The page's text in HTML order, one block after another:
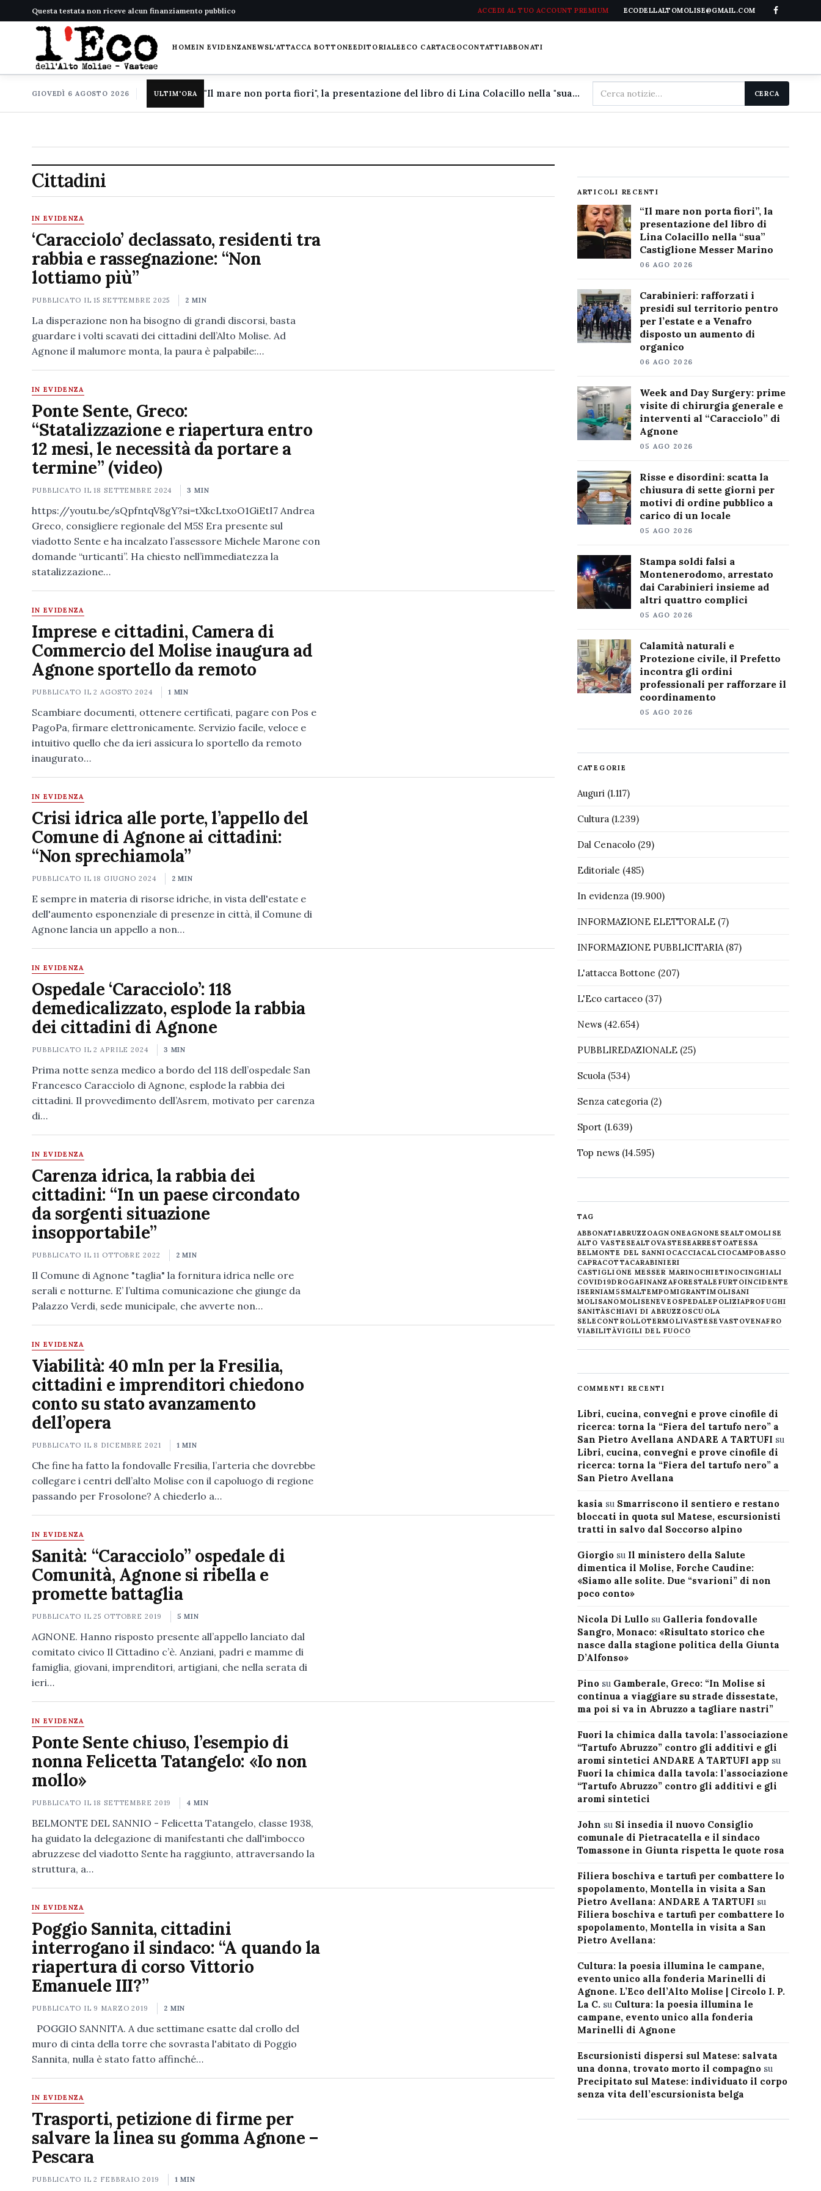
Questa testata non riceve alcun finanziamento pubblico ACCEDI AL TUO ACCOUNT PREMIUM ECODELLALTOMOLISE@GMAIL.COM
HOMEIN EVIDENZANEWSL'ATTACCA BOTTONEEDITORIALEECO CARTACEOCONTATTIABBONATI
GIOVEDÌ 6 AGOSTO 2026 ULTIM'ORA "Il mare non porta fiori", la presentazione del libro di Lina Colacillo nella "sua" Castiglione Messer Marino
Cerca
nel
CERCA
Cittadini
IN EVIDENZA
‘Caracciolo’ declassato, residenti tra
rabbia e rassegnazione: “Non
lottiamo più”
PUBBLICATO IL15 SETTEMBRE 2025 2 MIN
La disperazione non ha bisogno di grandi discorsi, basta
guardare i volti scavati dei cittadini dell’Alto Molise. Ad
Agnone il malumore monta, la paura è palpabile:…
IN EVIDENZA
Ponte Sente, Greco:
“Statalizzazione e riapertura entro
12 mesi, le necessità da portare a
termine” (video)
PUBBLICATO IL18 SETTEMBRE 2024 3 MIN
https://youtu.be/sQpfntqV8gY?si=tXkcLtxoO1GiEtI7 Andrea
Greco, consigliere regionale del M5S Era presente sul
viadotto Sente e ha incalzato l’assessore Michele Marone con
domande “urticanti”. Ha chiesto nell’immediatezza la
statalizzazione…
IN EVIDENZA
Imprese e cittadini, Camera di
Commercio del Molise inaugura ad
Agnone sportello da remoto
PUBBLICATO IL2 AGOSTO 2024 1 MIN
Scambiare documenti, ottenere certificati, pagare con Pos e
PagoPa, firmare elettronicamente. Servizio facile, veloce e
intuitivo quello che da ieri assicura lo sportello da remoto
inaugurato…
IN EVIDENZA
Crisi idrica alle porte, l’appello del
Comune di Agnone ai cittadini:
“Non sprechiamola”
PUBBLICATO IL18 GIUGNO 2024 2 MIN
E sempre in materia di risorse idriche, in vista dell'estate e
dell'aumento esponenziale di presenze in città, il Comune di
Agnone lancia un appello a non…
IN EVIDENZA
Ospedale ‘Caracciolo’: 118
demedicalizzato, esplode la rabbia
dei cittadini di Agnone
PUBBLICATO IL2 APRILE 2024 3 MIN
Prima notte senza medico a bordo del 118 dell’ospedale San
Francesco Caracciolo di Agnone, esplode la rabbia dei
cittadini. Il provvedimento dell’Asrem, motivato per carenza
di…
IN EVIDENZA
Carenza idrica, la rabbia dei
cittadini: “In un paese circondato
da sorgenti situazione
insopportabile”
PUBBLICATO IL11 OTTOBRE 2022 2 MIN
Il Comune di Agnone "taglia" la fornitura idrica nelle ore
serali e notturne. E’ l’ultima comunicazione che giunge da
Palazzo Verdi, sede municipale, che avverte non…
IN EVIDENZA
Viabilità: 40 mln per la Fresilia,
cittadini e imprenditori chiedono
conto su stato avanzamento
dell’opera
PUBBLICATO IL 8 DICEMBRE 2021 1 MIN
Che fine ha fatto la fondovalle Fresilia, l’arteria che dovrebbe
collegare i centri dell’alto Molise con il capoluogo di regione
passando per Frosolone? A chiederlo a…
IN EVIDENZA
Sanità: “Caracciolo” ospedale di
Comunità, Agnone si ribella e
promette battaglia
PUBBLICATO IL25 OTTOBRE 2019 5 MIN
AGNONE. Hanno risposto presente all’appello lanciato dal
comitato civico Il Cittadino c’è. Anziani, padri e mamme di
famiglia, giovani, imprenditori, artigiani, che nella serata di
ieri…
IN EVIDENZA
Ponte Sente chiuso, l’esempio di
nonna Felicetta Tatangelo: «Io non
mollo»
PUBBLICATO IL18 SETTEMBRE 2019 4 MIN
BELMONTE DEL SANNIO - Felicetta Tatangelo, classe 1938,
ha guidato la delegazione di manifestanti che dall'imbocco
abruzzese del viadotto Sente ha raggiunto, attraversando la
struttura, a…
IN EVIDENZA
Poggio Sannita, cittadini
interrogano il sindaco: “A quando la
riapertura di corso Vittorio
Emanuele III?”
PUBBLICATO IL 9 MARZO 2019 2 MIN
POGGIO SANNITA. A due settimane esatte dal crollo del
muro di cinta della torre che sovrasta l'abitato di Poggio
Sannita, nulla è stato fatto affinché…
IN EVIDENZA
Trasporti, petizione di firme per
salvare la linea su gomma Agnone –
Pescara
PUBBLICATO IL2 FEBBRAIO 2019 1 MIN
ARTICOLI RECENTI
“Il mare non porta fiori”, la
presentazione del libro di
Lina Colacillo nella “sua”
Castiglione Messer Marino
06 AGO 2026
Carabinieri: rafforzati i
presidi sul territorio pentro
per l’estate e a Venafro
disposto un aumento di
organico
06 AGO 2026
Week and Day Surgery: prime
visite di chirurgia generale e
interventi al “Caracciolo” di
Agnone
05 AGO 2026
Risse e disordini: scatta la
chiusura di sette giorni per
motivi di ordine pubblico a
carico di un locale
05 AGO 2026
Stampa soldi falsi a
Montenerodomo, arrestato
dai Carabinieri insieme ad
altri quattro complici
05 AGO 2026
Calamità naturali e
Protezione civile, il Prefetto
incontra gli ordini
professionali per rafforzare il
coordinamento
05 AGO 2026
CATEGORIE
Auguri(1.117)
Cultura(1.239)
Dal Cenacolo(29)
Editoriale (485)
In evidenza(19.900)
INFORMAZIONE ELETTORALE(7)
INFORMAZIONE PUBBLICITARIA(87)
L'attacca Bottone (207)
L'Eco cartaceo(37)
News(42.654)
PUBBLIREDAZIONALE(25)
Scuola(534)
Senza categoria(2)
Sport(1.639)
Top news(14.595)
TAG
ABBONATIABRUZZOAGNONEAGNONESEALTOMOLISE
ALTO VASTESEALTOVASTESEARRESTOATESSA
BELMONTE DEL SANNIOCACCIACALCIOCAMPOBASSO
CAPRACOTTACARABINIERI
CASTIGLIONE MESSER MARINOCHIETINOCINGHIALI
COVID19DROGAFINANZAFORESTALE FURTOINCIDENTE
ISERNIAM5SMALTEMPOMIGRANTIMOLISANI
MOLISANOMOLISENEVE OSPEDALEPOLIZIAPROFUGHI
SANITÀSCHIAVI DI ABRUZZOSCUOLA
SELECONTROLLOTERMOLIVASTESE VASTOVENAFRO
VIABILITÀVIGILI DEL FUOCO
COMMENTI RECENTI
Libri, cucina, convegni e prove cinofile di
ricerca: torna la “Fiera del tartufo nero” a
San Pietro Avellana ANDARE A TARTUFI su
Libri, cucina, convegni e prove cinofile di
ricerca: torna la “Fiera del tartufo nero” a
San Pietro Avellana
kasia su Smarriscono il sentiero e restano
bloccati in quota sul Matese, escursionisti
tratti in salvo dal Soccorso alpino
Giorgiosu Il ministero della Salute
dimentica il Molise, Forche Caudine:
«Siamo alle solite. Due “svarioni” di non
poco conto»
Nicola Di Lullosu Galleria fondovalle
Sangro, Monaco: «Risultato storico che
nasce dalla stagione politica della Giunta
D’Alfonso»
Pinosu Gamberale, Greco: “In Molise si
continua a viaggiare su strade dissestate,
ma poi si va in Abruzzo a tagliare nastri”
Fuori la chimica dalla tavola: l’associazione
“Tartufo Abruzzo” contro gli additivi e gli
aromi sintetici ANDARE A TARTUFI app su
Fuori la chimica dalla tavola: l’associazione
“Tartufo Abruzzo” contro gli additivi e gli
aromi sintetici
John su Si insedia il nuovo Consiglio
comunale di Pietracatella e il sindaco
Tomassone in Giunta rispetta le quote rosa
Filiera boschiva e tartufi per combattere lo
spopolamento, Montella in visita a San
Pietro Avellana: ANDARE A TARTUFI su
Filiera boschiva e tartufi per combattere lo
spopolamento, Montella in visita a San
Pietro Avellana:
Cultura: la poesia illumina le campane,
evento unico alla fonderia Marinelli di
Agnone. L’Eco dell’Alto Molise | Circolo I. P.
La C. su Cultura: la poesia illumina le
campane, evento unico alla fonderia
Marinelli di Agnone
Escursionisti dispersi sul Matese: salvata
una donna, trovato morto il compagnosu
Precipitato sul Matese: individuato il corpo
senza vita dell’escursionista belga